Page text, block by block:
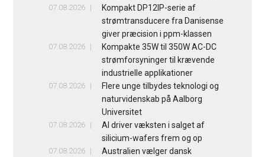
07.08.2026
Kompakt DP12IP-serie af
strømtransducere fra Danisense
giver præcision i ppm-klassen
07.08.2026
Kompakte 35W til 350W AC-DC
strømforsyninger til krævende
industrielle applikationer
07.08.2026
Flere unge tilbydes teknologi og
naturvidenskab på Aalborg
Universitet
07.08.2026
AI driver væksten i salget af
silicium-wafers frem og op
07.08.2026
Australien vælger dansk